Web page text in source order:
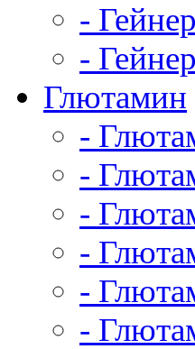
-
-
Глютамин
-
-
-
-
-
-